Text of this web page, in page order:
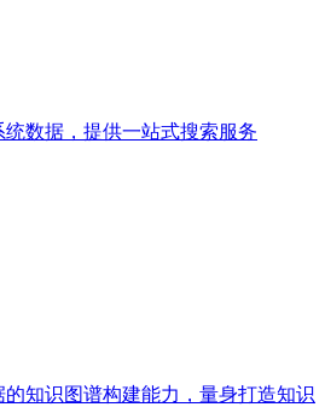
数据，提供一站式搜索服务
知识图谱构建能力，量身打造知识